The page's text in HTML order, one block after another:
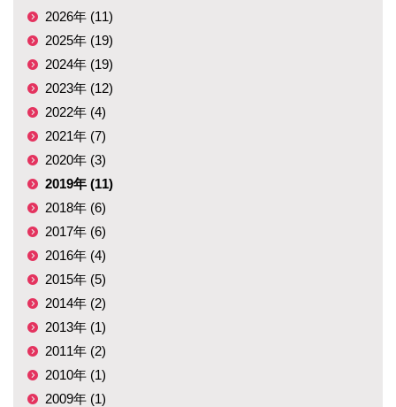
2026年 (11)
2025年 (19)
2024年 (19)
2023年 (12)
2022年 (4)
2021年 (7)
2020年 (3)
2019年 (11)
2018年 (6)
2017年 (6)
2016年 (4)
2015年 (5)
2014年 (2)
2013年 (1)
2011年 (2)
2010年 (1)
2009年 (1)